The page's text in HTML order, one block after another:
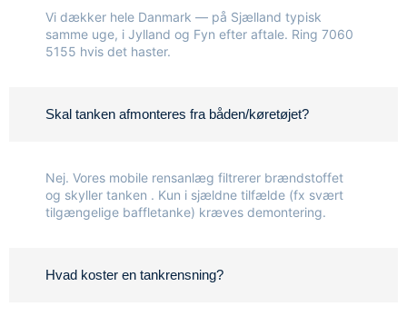
Vi dækker hele Danmark — på Sjælland typisk
samme uge, i Jylland og Fyn efter aftale. Ring 7060
5155 hvis det haster.
Skal tanken afmonteres fra båden/køretøjet?
Nej. Vores mobile rensanlæg filtrerer brændstoffet
og skyller tanken . Kun i sjældne tilfælde (fx svært
tilgængelige baffletanke) kræves demontering.
Hvad koster en tankrensning?